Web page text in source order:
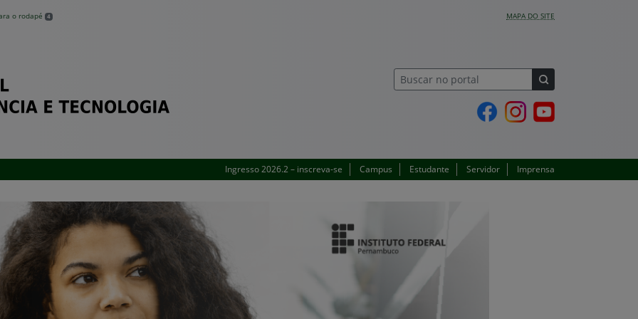
o rodapé 4 MAPA DO SITE
de Pernambuco
Página do Facebook
Perfil no Instagram
Canal no YouTube
Ingresso 2026.2 – inscreva-se Campus Estudante Servidor Imprensa